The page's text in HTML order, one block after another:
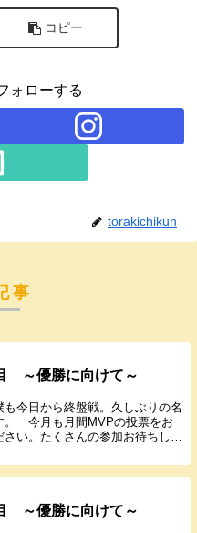
コピー
ォローする
torakichikun
事
～優勝に向けて～
今日から終盤戦。久しぶりの名
。 今月も月間MVPの投票をお
い。たくさんの参加お待ちして
～優勝に向けて～